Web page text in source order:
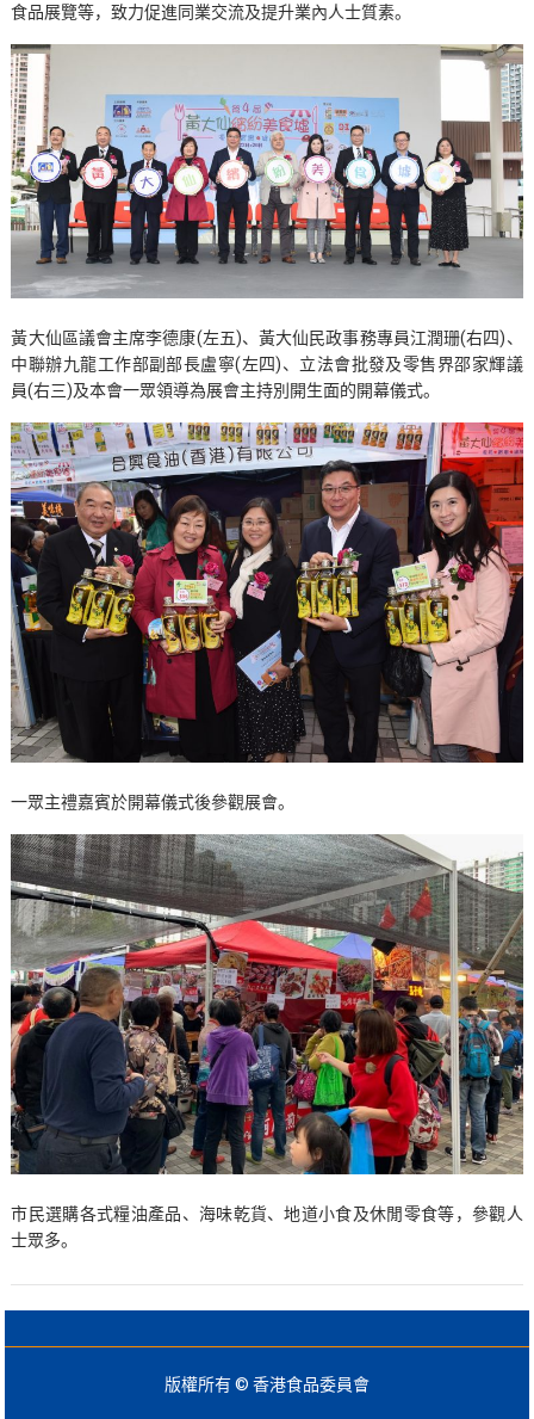
食品展覽等，致力促進同業交流及提升業內人士質素。
黃大仙區議會主席李德康(左五)、黃大仙民政事務專員江潤珊(右四)、
中聯辦九龍工作部副部長盧寧(左四)、立法會批發及零售界邵家輝議
員(右三)及本會一眾領導為展會主持別開生面的開幕儀式。
一眾主禮嘉賓於開幕儀式後參觀展會。
市民選購各式糧油產品、海味乾貨、地道小食及休閒零食等，參觀人
士眾多。
版權所有 © 香港食品委員會